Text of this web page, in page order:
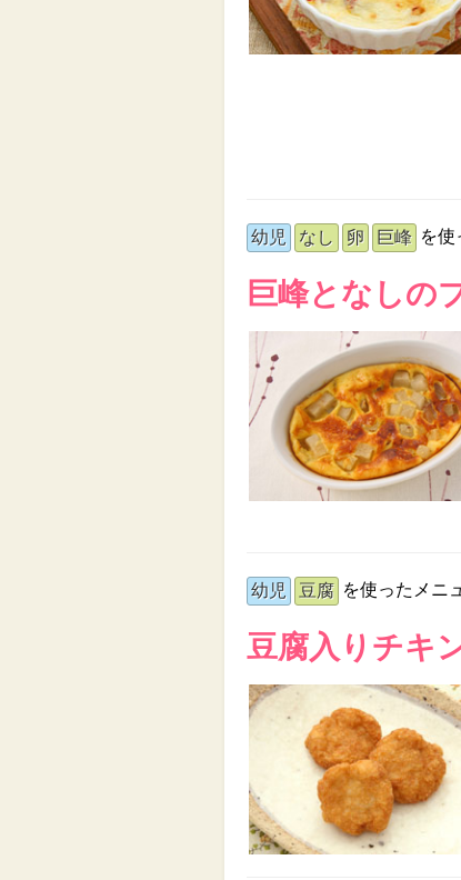
幼児 なし 卵 巨峰 を使
巨峰となしの
幼児 豆腐 を使ったメニ
豆腐入りチキ